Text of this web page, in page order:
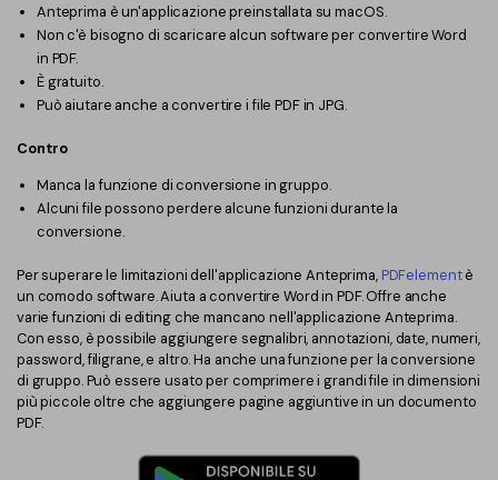
Anteprima è un'applicazione preinstallata su macOS.
Non c'è bisogno di scaricare alcun software per convertire Word
in PDF.
È gratuito.
Può aiutare anche a convertire i file PDF in JPG.
Contro
Manca la funzione di conversione in gruppo.
Alcuni file possono perdere alcune funzioni durante la
conversione.
Per superare le limitazioni dell'applicazione Anteprima, PDFelementè
un comodo software. Aiuta a convertire Word in PDF. Offre anche
varie funzioni di editing che mancano nell'applicazione Anteprima.
Con esso, è possibile aggiungere segnalibri, annotazioni, date, numeri,
password, filigrane, e altro. Ha anche una funzione per la conversione
di gruppo. Può essere usato per comprimere i grandi file in dimensioni
più piccole oltre che aggiungere pagine aggiuntive in un documento
PDF.